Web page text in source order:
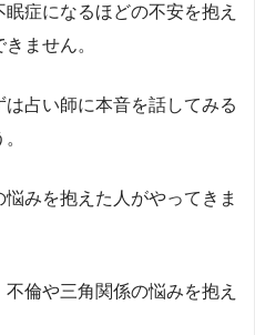
症になるほどの不安を抱え
ません。
占い師に本音を話してみる
みを抱えた人がやってきま
倫や三角関係の悩みを抱え